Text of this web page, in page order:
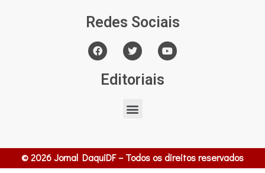
Redes Sociais
Editoriais
© 2026 Jornal DaquiDF – Todos os direitos reservados